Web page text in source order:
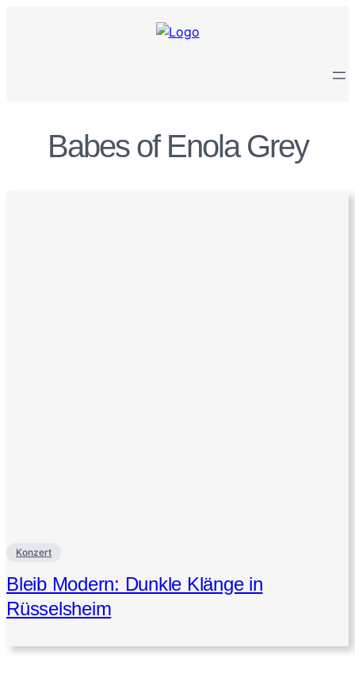
Babes of Enola Grey
Konzert
Bleib Modern: Dunkle Klänge in
Rüsselsheim